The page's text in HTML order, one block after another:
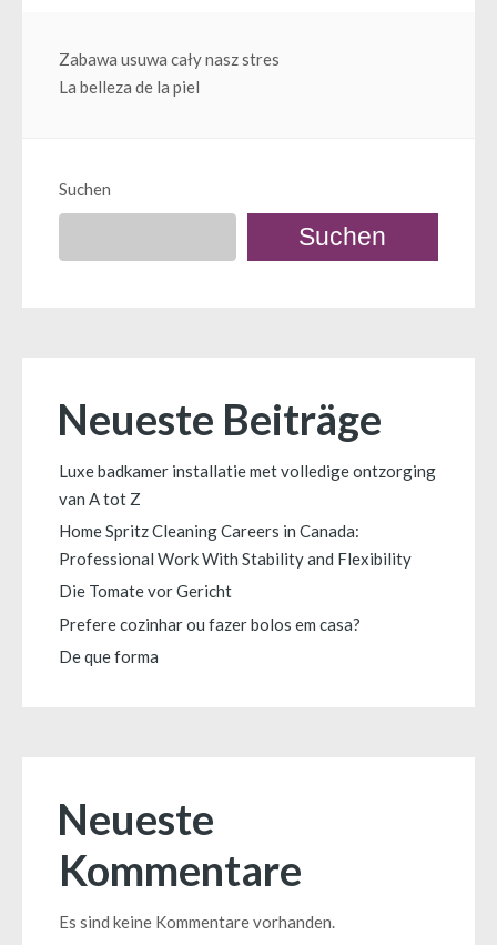
Beitragsnavigation
Zabawa usuwa cały nasz stres
La belleza de la piel
Suchen
Suchen
Neueste Beiträge
Luxe badkamer installatie met volledige ontzorging
van A tot Z
Home Spritz Cleaning Careers in Canada:
Professional Work With Stability and Flexibility
Die Tomate vor Gericht
Prefere cozinhar ou fazer bolos em casa?
De que forma
Neueste
Kommentare
Es sind keine Kommentare vorhanden.